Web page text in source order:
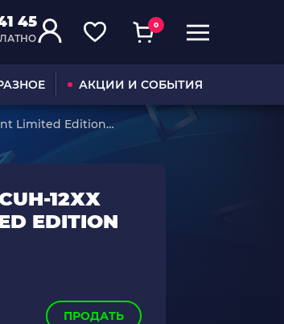
45 0
АКЦИИ И СОБЫТИЯ
Limited Edition
12ХХ
EDITION
ПРОДАТЬ